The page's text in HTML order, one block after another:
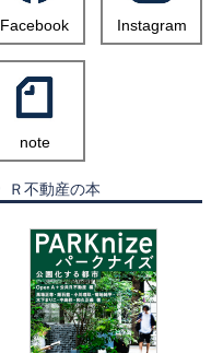
Facebook Instagram
note
Ｒ不動産の本